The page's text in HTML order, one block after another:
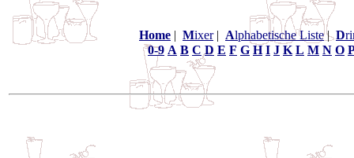
Home | Mixer| Alphabetische Liste|D
0-9 A B C D E F G H I J K L M N O